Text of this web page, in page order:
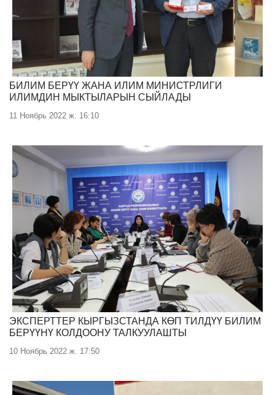
БИЛИМ БЕРҮҮ ЖАНА ИЛИМ МИНИСТРЛИГИ
ИЛИМДИН МЫКТЫЛАРЫН СЫЙЛАДЫ
11 Ноябрь 2022 ж. 16:10
ЭКСПЕРТТЕР КЫРГЫЗСТАНДА КӨП ТИЛДҮҮ БИЛИМ
БЕРҮҮНҮ КОЛДООНУ ТАЛКУУЛАШТЫ
10 Ноябрь 2022 ж. 17:50